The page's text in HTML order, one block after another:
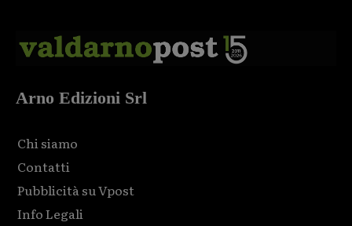
Arno Edizioni Srl
Chi siamo
Contatti
Pubblicità su Vpost
Info Legali